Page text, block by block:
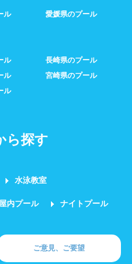
ル
愛媛県のプール
ル
長崎県のプール
ル
宮崎県のプール
ル
ら探す
水泳教室
屋内プール ナイトプール
ご意見、ご要望